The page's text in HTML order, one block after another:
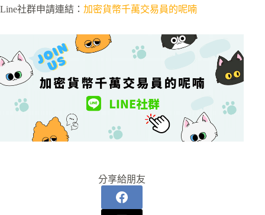
Line社群申請連結： 加密貨幣千萬交易員的呢喃
分享給朋友